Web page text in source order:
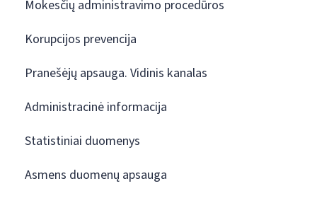
Mokesčių administravimo procedūros
Korupcijos prevencija
Pranešėjų apsauga. Vidinis kanalas
Administracinė informacija
Statistiniai duomenys
Asmens duomenų apsauga